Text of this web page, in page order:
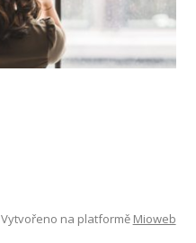
Vytvořeno na platformě Mioweb